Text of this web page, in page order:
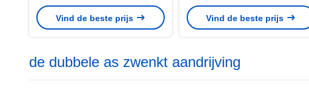
Zwenkende Ring
Vind de beste prijs
Motor voor Satellietdrijvers en
Antenne
Vind de beste prijs
de dubbele as zwenkt aandrijving